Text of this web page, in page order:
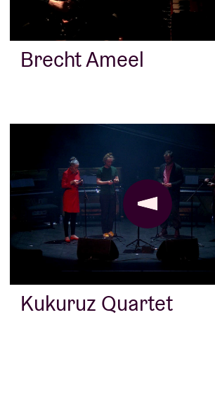
Brecht Ameel
Kukuruz Quartet